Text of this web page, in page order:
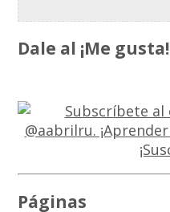
Dale al ¡Me gusta!
Páginas